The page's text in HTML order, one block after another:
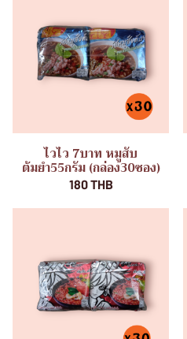
ไวไว 7บาท หมูสับ
ต้มยำ55กรัม (กล่อง30ซอง)
180 THB